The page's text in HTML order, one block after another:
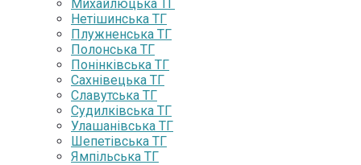
Михайлюцька ТГ
Нетішинська ТГ
Плужненська ТГ
Полонська ТГ
Понінківська ТГ
Сахнівецька ТГ
Славутська ТГ
Судилківська ТГ
Улашанівська ТГ
Шепетівська ТГ
Ямпільська ТГ